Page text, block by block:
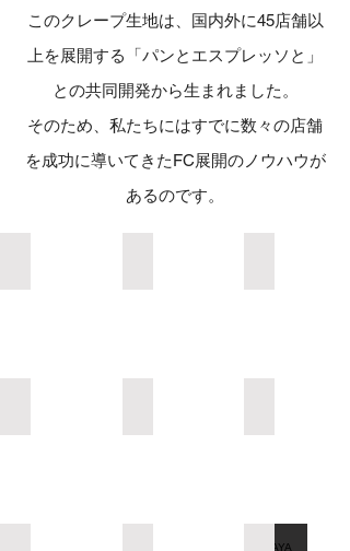
このクレープ生地は、国内外に45店舗以
上を展開する「パンとエスプレッソと」
との共同開発から生まれました。
そのため、私たちにはすでに数々の店舗
を成功に導いてきたFC展開のノウハウが
あるのです。